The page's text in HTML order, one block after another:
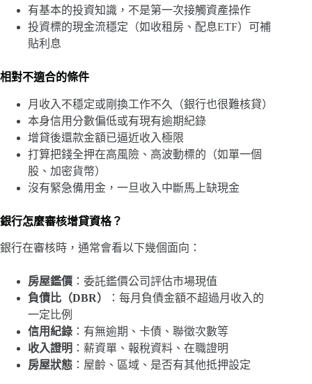
有基本的投資知識，不是第一次接觸資產操作
投資標的現金流穩定（如收租房、配息ETF）可補
貼利息
相對不適合的條件
月收入不穩定或剛換工作不久（銀行也很難核貸）
本身信用分數偏低或有現有逾期紀錄
增貸後還款金額已逼近收入極限
打算把錢全押在高風險、高波動標的（如單一個
股、加密貨幣）
沒有緊急備用金，一旦收入中斷馬上缺現金
銀行怎麼審核增貸資格？
銀行在審核時，通常會看以下幾個面向：
房屋鑑價 ：委託鑑價公司評估市場現值
負債比（DBR）
：每月負債金額不超過月收入的
一定比例
信用紀錄 ：有無逾期、卡債、聯徵次數等
收入證明 ：薪資單、報稅資料、在職證明
房屋狀態 ：屋齡、區域、是否有其他抵押設定